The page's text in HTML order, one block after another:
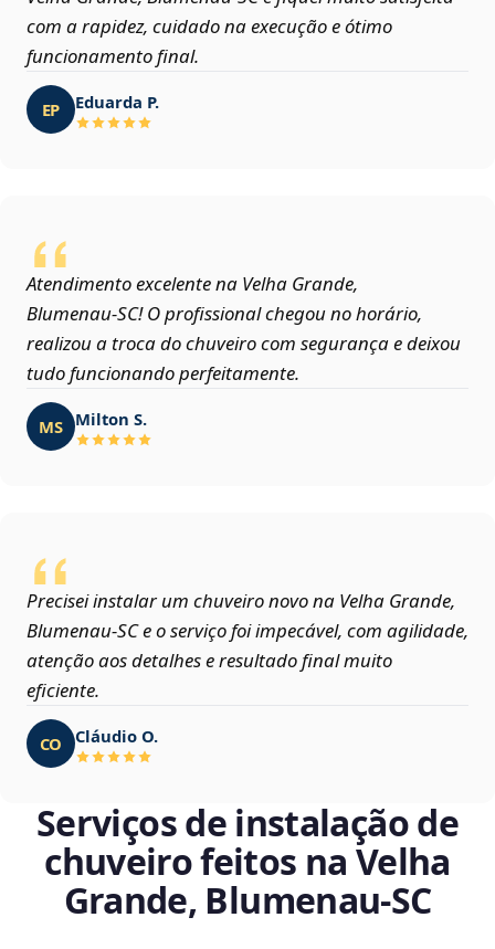
com a rapidez, cuidado na execução e ótimo
funcionamento final.
EP Eduarda P.
Atendimento excelente na Velha Grande,
Blumenau‑SC! O profissional chegou no horário,
realizou a troca do chuveiro com segurança e deixou
tudo funcionando perfeitamente.
MS Milton S.
Precisei instalar um chuveiro novo na Velha Grande,
Blumenau‑SC e o serviço foi impecável, com agilidade,
atenção aos detalhes e resultado final muito
eficiente.
CO Cláudio O.
Serviços de instalação de
chuveiro feitos na Velha
Grande, Blumenau‑SC